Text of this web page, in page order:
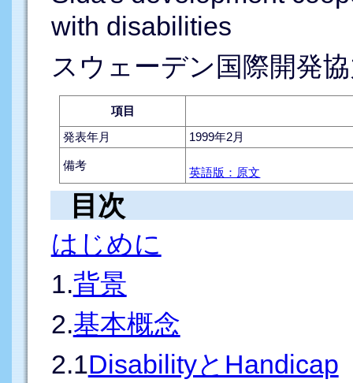
with disabilities
スウェーデン国際開発
項目
発表年月
1999年2月
備考
英語版：原文
目次
はじめに
1.背景
2.基本概念
2.1DisabilityとHandicap